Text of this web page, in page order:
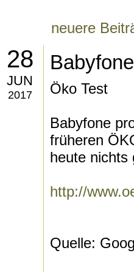
neuere
28
JUN
2017 Öko Test
Babyfone
früheren
heute nichts
http://
Quelle: